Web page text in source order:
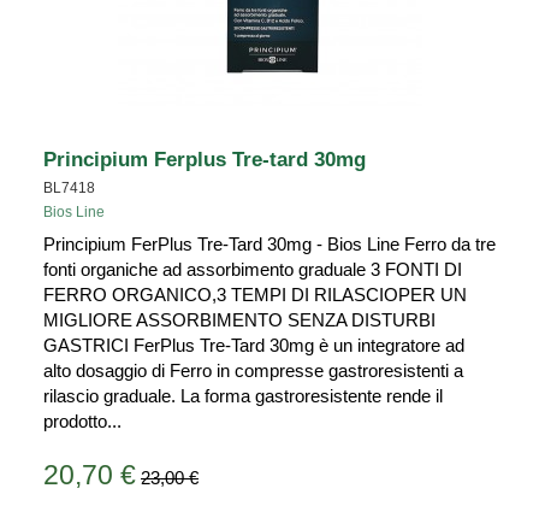
Principium Ferplus Tre-tard 30mg
BL7418
Bios Line
Principium FerPlus Tre-Tard 30mg - Bios Line Ferro da tre
fonti organiche ad assorbimento graduale 3 FONTI DI
FERRO ORGANICO,3 TEMPI DI RILASCIOPER UN
MIGLIORE ASSORBIMENTO SENZA DISTURBI
GASTRICI FerPlus Tre-Tard 30mg è un integratore ad
alto dosaggio di Ferro in compresse gastroresistenti a
rilascio graduale. La forma gastroresistente rende il
prodotto...
20,70 € 23,00 €